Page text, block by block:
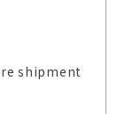
shipment